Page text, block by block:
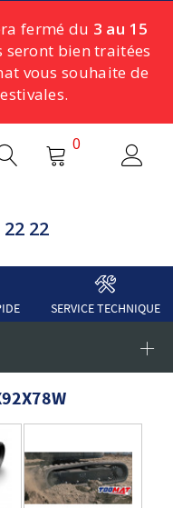
fermé du 3 au 15
seront bien traitées
vous souhaite de
22 22
0
SERVICE TECHNIQUE